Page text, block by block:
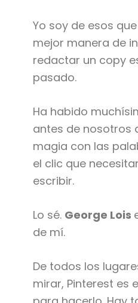
Yo soy de esos
mejor manera de
redactar un copy
pasado.
Ha habido
antes de nosotros
magia con las
el clic que
escribir.
Lo sé. George Lois
de mí.
De todos los
mirar, Pinterest es